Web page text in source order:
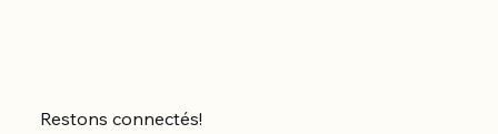
Restons connectés!